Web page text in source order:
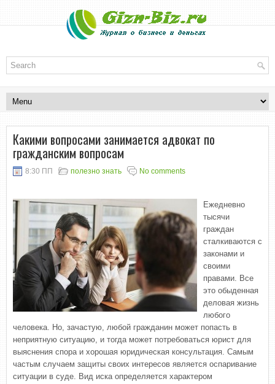
Какими вопросами занимается адвокат по
гражданским вопросам
8:30 ПП полезно знать No comments
Ежедневно
тысячи
граждан
сталкиваются с
законами и
своими
правами. Все
это обыденная
деловая жизнь
любого
человека. Но, зачастую, любой гражданин может попасть в
неприятную ситуацию, и тогда может потребоваться юрист для
выяснения спора и хорошая юридическая консультация. Самым
частым случаем защиты своих интересов является оспаривание
ситуации в суде. Вид иска определяется характером